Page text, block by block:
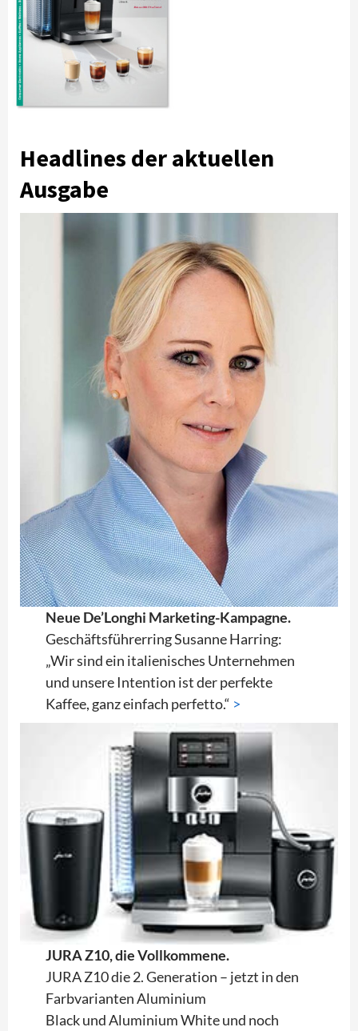
Headlines der aktuellen
Ausgabe
Neue De’Longhi Marketing-Kampagne.
Geschäftsführerring Susanne Harring:
„Wir sind ein italienisches Unternehmen
und unsere Intention ist der perfekte
Kaffee, ganz einfach perfetto.“ >
JURA Z10, die Vollkommene.
JURA Z10 die 2. Generation – jetzt in den
Farbvarianten Aluminium
Black und Aluminium White und noch